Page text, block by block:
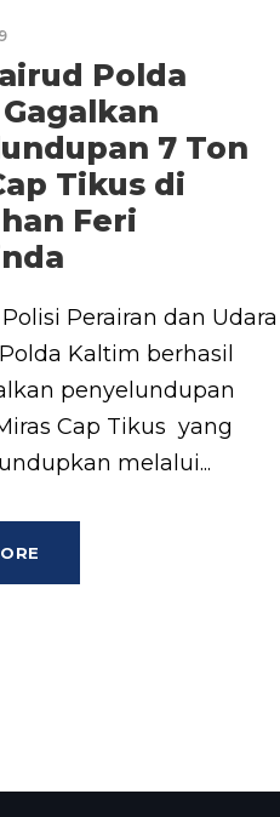
Polda
7 Ton
Tikus di
Feri
Perairan dan Udara
Kaltim berhasil
penyelundupan
Cap Tikus yang
melalui...